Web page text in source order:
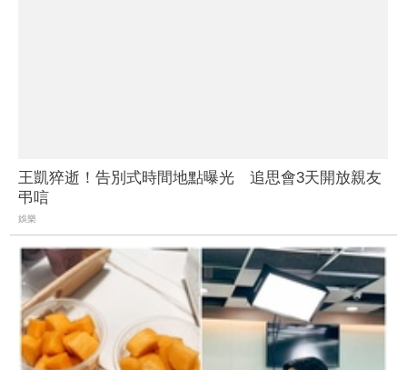
王凱猝逝！告別式時間地點曝光 追思會3天開放親友
弔唁
娛樂